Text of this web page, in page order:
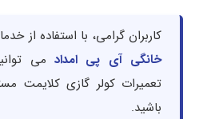
کاربران گرامی، با استفاده از
خانگی آی پی امداد
تعمیرات کولر گازی کلایمت
باشید.